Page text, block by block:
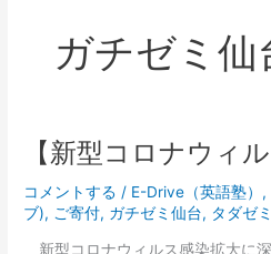
ガチゼミ仙
【新型コロナウィ
コメントする / E-Drive（英語塾） ,
ブ), ご寄付, ガチゼミ仙台, タダゼ
新型コロナウィルス感染拡大に
【新
コ
ロ